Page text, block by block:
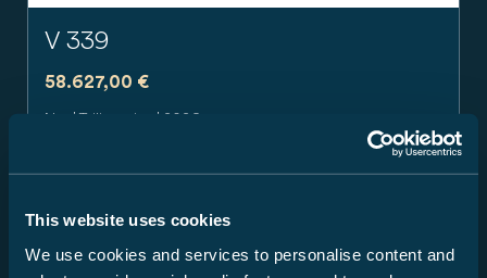
This website uses cookies
We use cookies and services to personalise content and
V 339
58.627,00 €
Neu | Teilintegriert | 2026
Schaltgetriebe
19300 Kremmin